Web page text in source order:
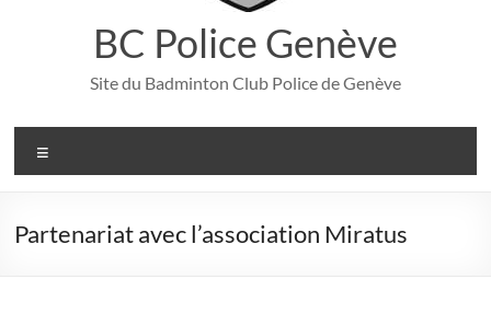
BC Police Genève
Site du Badminton Club Police de Genève
Partenariat avec l’association Miratus